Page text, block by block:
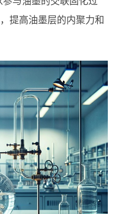
提高油墨层的内聚力和